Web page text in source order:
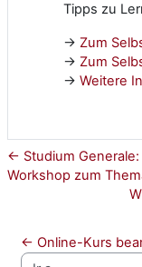
Tipps zu
→ Zum
→ Zum
→ Weitere
← Studium
Workshop zum
← Online-Kurs